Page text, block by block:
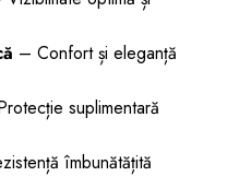
– Confort și eleganță
suplimentară
îmbunătățită